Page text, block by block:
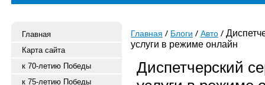
Главная
Карта сайта
к 70-летию Победы
к 75-летию Победы
Главная Блоги Авто
услуги в режиме онлайн
Диспетчерский